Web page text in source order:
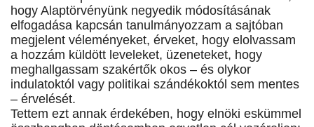
hogy Alaptörvényünk negyedik módosításának
elfogadása kapcsán tanulmányozzam a sajtóban
megjelent véleményeket, érveket, hogy elolvassam
a hozzám küldött leveleket, üzeneteket, hogy
meghallgassam szakértők okos – és olykor
indulatoktól vagy politikai szándékoktól sem mentes
– érvelését.
Tettem ezt annak érdekében, hogy elnöki eskümmel